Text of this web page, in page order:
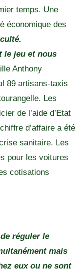
temps. Une
économique des
le jeu et nous
Anthony
89 artisans-taxis
Les
de l’aide d’Etat
d’affaire a été
sanitaire. Les
pour les voitures
cotisations
réguler le
mais
eux ou ne sont